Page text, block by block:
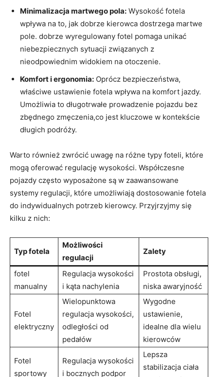
Minimalizacja‌ martwego pola: Wysokość fotela
wpływa na to, jak dobrze ⁢kierowca⁣ dostrzega martwe
pole. dobrze wyregulowany⁢ fotel pomaga unikać⁢
niebezpiecznych sytuacji ⁤związanych z
nieodpowiednim widokiem ⁣na otoczenie.
Komfort i ergonomia: Oprócz bezpieczeństwa,
właściwe ustawienie fotela wpływa‌ na komfort jazdy.
Umożliwia to długotrwałe prowadzenie pojazdu bez
zbędnego zmęczenia,co jest kluczowe w kontekście
długich podróży.
Warto również zwrócić uwagę na różne typy foteli, które
mogą oferować ⁢regulację wysokości. Współczesne
pojazdy często wyposażone są w zaawansowane‍
systemy⁢ regulacji, które umożliwiają dostosowanie fotela
do⁣ indywidualnych potrzeb kierowcy. Przyjrzyjmy się
kilku z nich:
Typ ⁣fotela
Możliwości
regulacji
Zalety
fotel
⁤manualny
Regulacja wysokości‍
i kąta⁢ nachylenia
Prostota obsługi,
niska awaryjność
Fotel
elektryczny
Wielopunktowa
regulacja wysokości,
odległości od
pedałów
Wygodne
ustawienie,
idealne dla wielu
kierowców
Fotel
sportowy
Regulacja wysokości
i‌ bocznych podpor
Lepsza​
stabilizacja ​ciała